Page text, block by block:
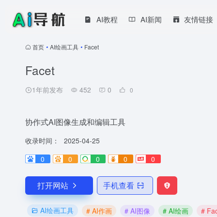
AI教程 AI新闻 友情链接
首页 • AI绘画工具 • Facet
Facet
1年前发布 452 0 0
协作式AI图像生成和编辑工具
收录时间：
2025-04-25
0
0 0 0 0
打开网站 手机查看
AI绘画工具 # AI作画 # AI图像 # AI绘画 #